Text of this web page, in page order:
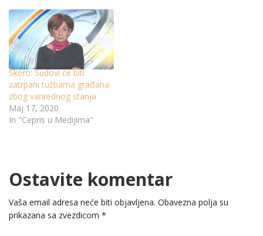
Škero: Sudovi će biti
zatrpani tužbama građana
zbog vanrednog stanja
Maj 17, 2020
In "Cepris u Medijima"
Ostavite komentar
Vaša email adresa neće biti objavljena. Obavezna polja su
prikazana sa zvezdicom *